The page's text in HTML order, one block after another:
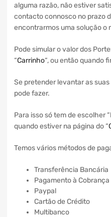
alguma razão, não estiver
contacto connosco no prazo
encontrarmos uma solução o
Pode simular o valor dos
“Carrinho“, ou então quando
Se pretender levantar as
pode fazer.
Para isso só tem de escolher
quando estiver na página do “
Temos vários métodos de
Transferência Bancária
Pagamento à Cobrança
Paypal
Cartão de Crédito
Multibanco